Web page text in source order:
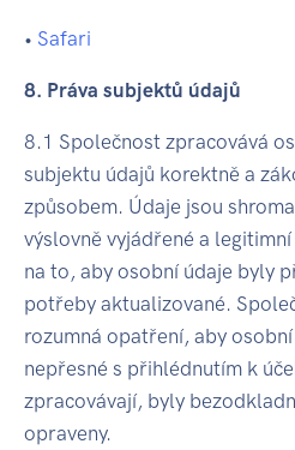
• Safari
8. Práva subjektů údajů
8.1 Společnost zpracovává
subjektu údajů korektně a
způsobem. Údaje jsou
výslovně vyjádřené a
na to, aby osobní údaje byly
potřeby aktualizované.
rozumná opatření, aby
nepřesné s přihlédnutím k
zpracovávají, byly
opraveny.